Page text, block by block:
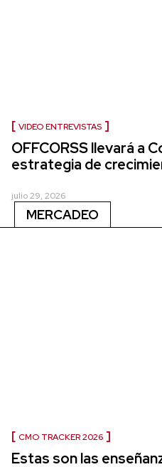
VIDEO ENTREVISTAS
OFFCORSS llevará a
estrategia de
julio 29, 2026
MERCADEO
CMO TRACKER 2026
Estas son las